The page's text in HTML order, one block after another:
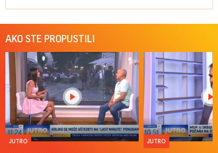
AKO STE PROPUSTILI
JUTRO JUTRO